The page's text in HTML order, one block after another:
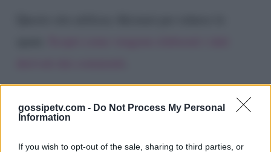
gossipetv.com - Do Not Process My Personal
Information
If you wish to opt-out of the sale, sharing to third parties, or